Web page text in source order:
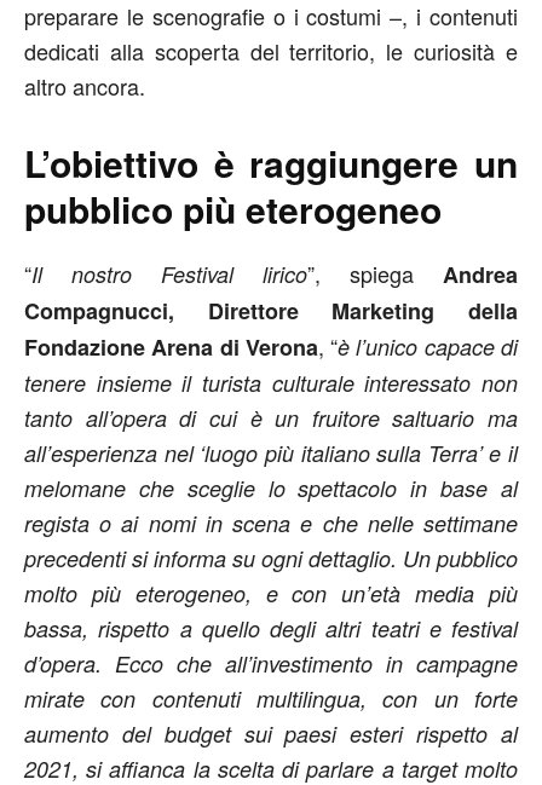
preparare le scenografie o i costumi –, i contenuti
dedicati alla scoperta del territorio, le curiosità e
altro ancora.
L’obiettivo è raggiungere un
pubblico più eterogeneo
“Il nostro Festival lirico”, spiega Andrea
Compagnucci, Direttore Marketing della
Fondazione Arena di Verona, “è l’unico capace di
tenere insieme il turista culturale interessato non
tanto all’opera di cui è un fruitore saltuario ma
all’esperienza nel ‘luogo più italiano sulla Terra’ e il
melomane che sceglie lo spettacolo in base al
regista o ai nomi in scena e che nelle settimane
precedenti si informa su ogni dettaglio. Un pubblico
molto più eterogeneo, e con un’età media più
bassa, rispetto a quello degli altri teatri e festival
d’opera. Ecco che all’investimento in campagne
mirate con contenuti multilingua, con un forte
aumento del budget sui paesi esteri rispetto al
2021, si affianca la scelta di parlare a target molto